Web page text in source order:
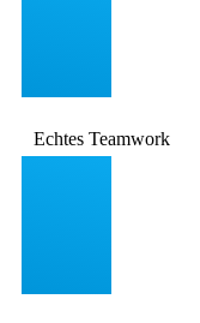
Echtes Teamwork